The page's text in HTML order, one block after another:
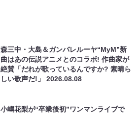
森三中・大島＆ガンバレルーヤ“MyM”新
曲はあの伝説アニメとのコラボ! 作曲家が
絶賛「だれが歌っているんですか? 素晴ら
しい歌声だ!」2026.08.08
小嶋花梨が“卒業後初”ワンマンライブで